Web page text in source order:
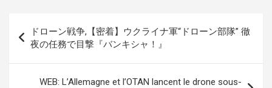
Navigation
de
l’article
ドローン戦争,【密着】ウクライナ軍“ドローン部隊” 徹
夜の任務で目撃『バンキシャ！』
WEB: L’Allemagne et l’OTAN lancent le drone sous-